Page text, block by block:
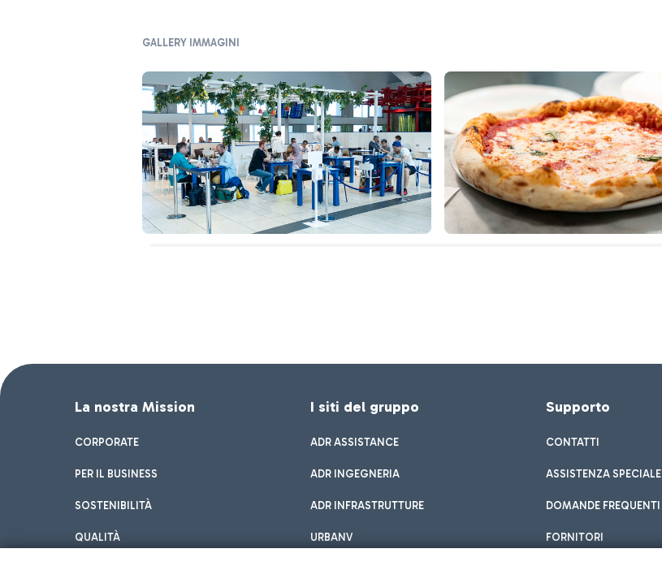
GALLERY IMMAGINI
La nostra Mission
CORPORATE
PER IL BUSINESS
SOSTENIBILITÀ
QUALITÀ
I siti del gruppo
ADR ASSISTANCE
ADR INGEGNERIA
ADR INFRASTRUTTURE
URBANV
Supporto
CONTATTI
ASSISTENZA SPECIALE
DOMANDE FREQUENTI
FORNITORI